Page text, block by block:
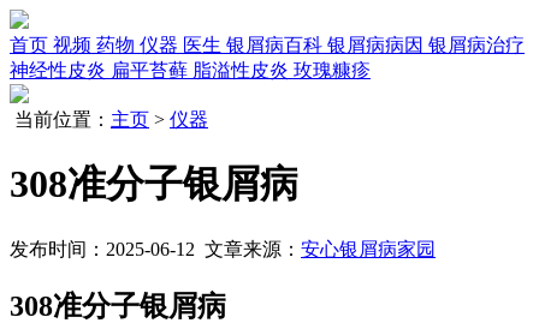
首页 视频 药物 仪器 医生 银屑病百科 银屑病病因 银屑病治疗
神经性皮炎 扁平苔藓 脂溢性皮炎 玫瑰糠疹
当前位置： 主页 > 仪器
308准分子银屑病
发布时间：2025-06-12 文章来源： 安心银屑病家园
308准分子银屑病